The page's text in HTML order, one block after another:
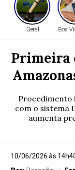
Geral Boa
Primeira
Procedimento
com o sistema
aumenta
10/06/2026 às